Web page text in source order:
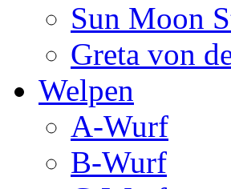
Sun Moon
Greta von
Welpen
A-Wurf
B-Wurf